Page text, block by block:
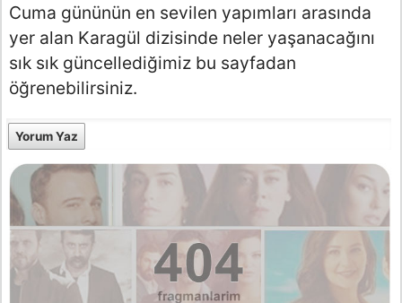
Cuma gününün en sevilen yapımları arasında
yer alan Karagül dizisinde neler yaşanacağını
sık sık güncellediğimiz bu sayfadan
öğrenebilirsiniz.
Yorum Yaz